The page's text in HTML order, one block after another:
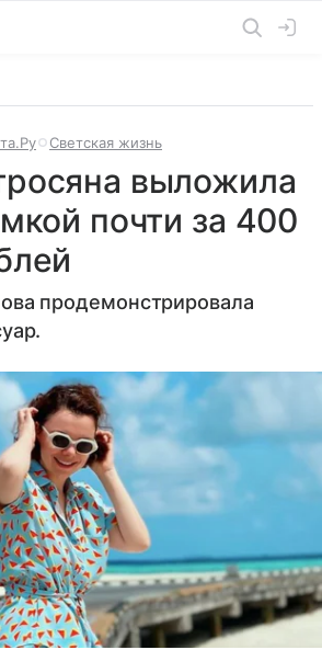
Светская жизнь
выложила
почти за 400
продемонстрировала